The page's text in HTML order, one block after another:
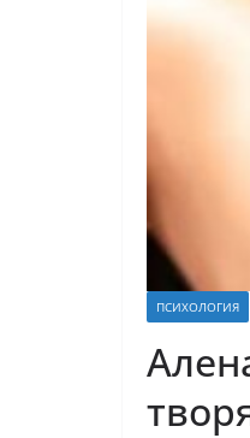
ПСИХОЛОГИЯ